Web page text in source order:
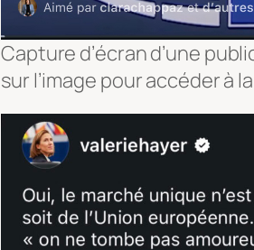
Capture d’écran d’une
sur l’image pour accéder à